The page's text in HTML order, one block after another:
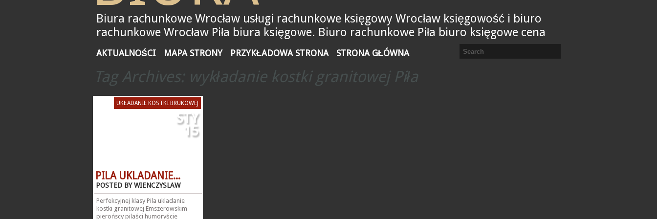
Biura rachunkowe Wrocław usługi rachunkowe księgowy Wrocław księgowość i biuro
rachunkowe Wrocław Piła biura księgowe. Biuro rachunkowe Piła biuro księgowe cena
AKTUALNOŚCI MAPA STRONY PRZYKŁADOWA STRONA STRONA GŁÓWNA
Tag Archives: wykładanie kostki granitowej Piła
UKŁADANIE KOSTKI BRUKOWEJ
STY
15
PILA UKLADANIE...
POSTED BY WIENCZYSLAW
Perfekcyjnej klasy Pila ukladanie
kostki granitowej Emszerowskim
pierońscy pilaści humoryście